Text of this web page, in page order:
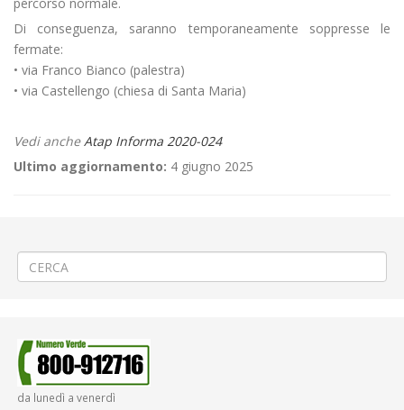
Di conseguenza, saranno temporaneamente soppresse le
fermate:
• via Franco Bianco (palestra)
• via Castellengo (chiesa di Santa Maria)
Vedi ancheAtap Informa 2020-024
Ultimo aggiornamento: 4 giugno 2025
da lunedì a venerdì